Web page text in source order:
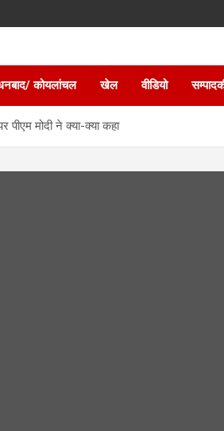
कोयलांचल खेल वीडियो
मोदी ने क्‍या-क्‍या कहा